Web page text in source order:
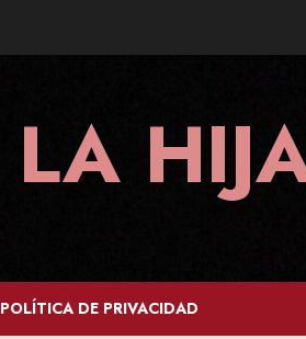
LA
POLÍTICA DE PRIVACIDAD